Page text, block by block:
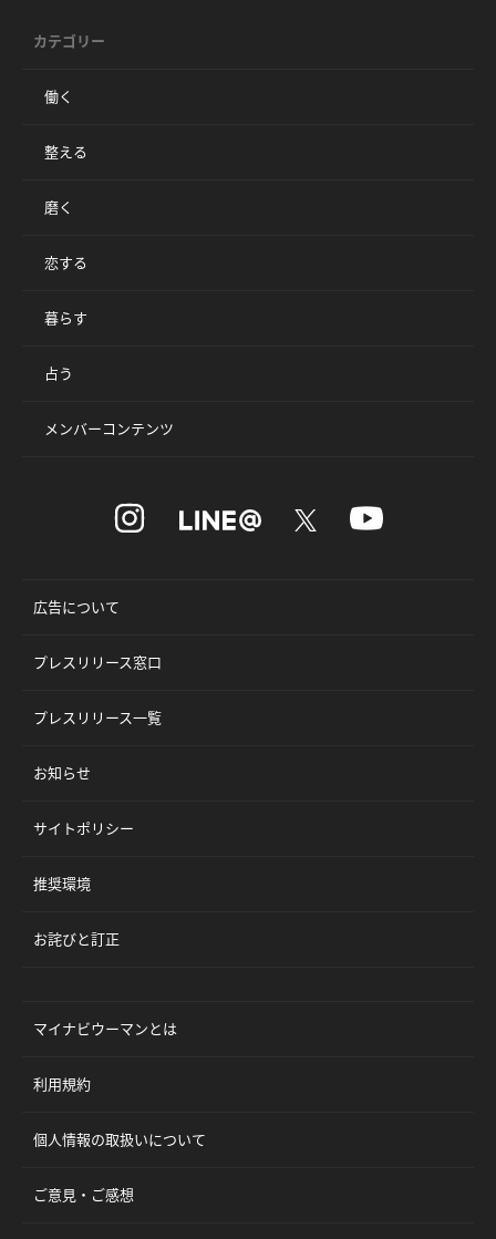
カテゴリー
働く
整える
磨く
恋する
暮らす
占う
メンバーコンテンツ
広告について
プレスリリース窓口
プレスリリース一覧
お知らせ
サイトポリシー
推奨環境
お詫びと訂正
マイナビウーマンとは
利用規約
個人情報の取扱いについて
ご意見・ご感想